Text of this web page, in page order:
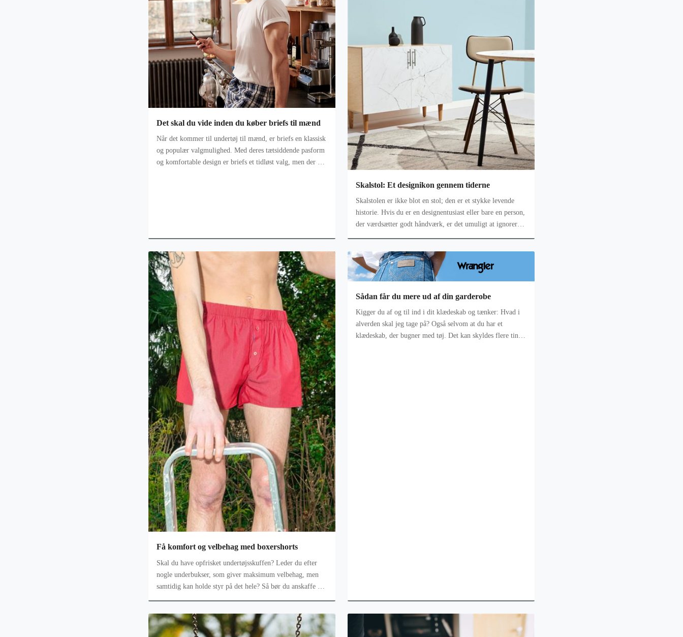
Det skal du vide inden du køber briefs til mænd
Når det kommer til undertøj til mænd, er briefs en klassisk
og populær valgmulighed. Med deres tætsiddende pasform
og komfortable design er briefs et tidløst valg, men der er
Skalstol: Et designikon gennem tiderne
Skalstolen er ikke blot en stol; den er et stykke levende
historie. Hvis du er en designentusiast eller bare en person,
der værdsætter godt håndværk, er det umuligt at ignorere
Få komfort og velbehag med boxershorts
Skal du have opfrisket undertøjsskuffen? Leder du efter
nogle underbukser, som giver maksimum velbehag, men
samtidig kan holde styr på det hele? Så bør du anskaffe dig
Sådan får du mere ud af din garderobe
Kigger du af og til ind i dit klædeskab og tænker: Hvad i
alverden skal jeg tage på? Også selvom at du har et
klædeskab, der bugner med tøj. Det kan skyldes flere ting,